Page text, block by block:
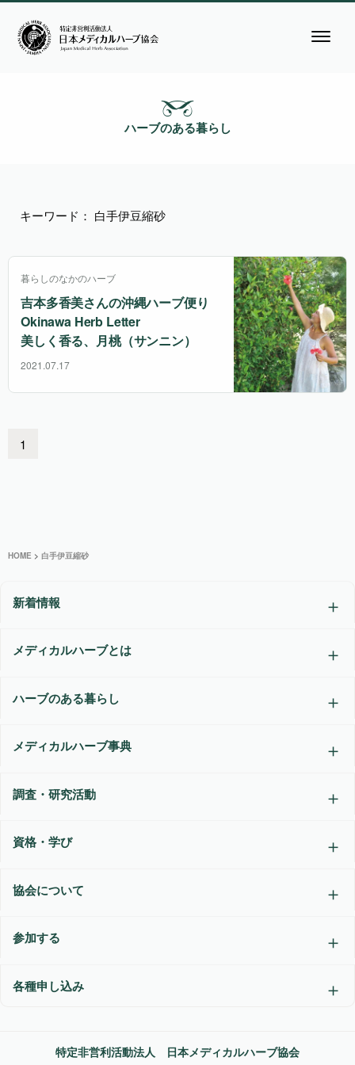
ハーブのある暮らし
キーワード： 白手伊豆縮砂
暮らしのなかのハーブ
吉本多香美さんの沖縄ハーブ便り
Okinawa Herb Letter
美しく香る、月桃（サンニン）
2021.07.17
1
HOME > 白手伊豆縮砂
新着情報
メディカルハーブとは
ハーブのある暮らし
メディカルハーブ事典
調査・研究活動
資格・学び
協会について
参加する
各種申し込み
特定非営利活動法人 日本メディカルハーブ協会